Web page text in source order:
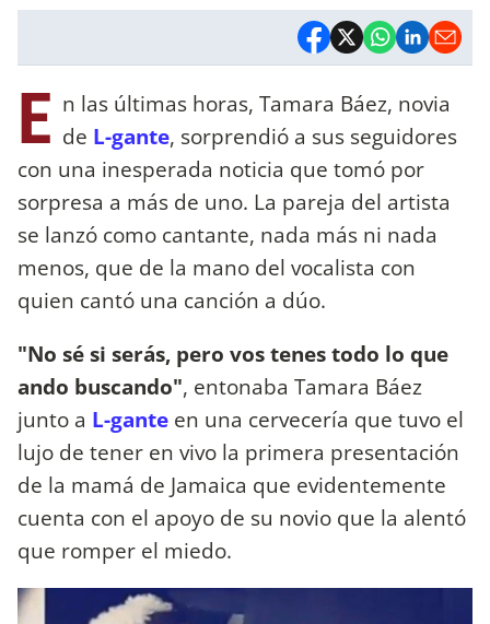
E n las últimas horas, Tamara Báez, novia
de L-gante, sorprendió a sus seguidores
con una inesperada noticia que tomó por
sorpresa a más de uno. La pareja del artista
se lanzó como cantante, nada más ni nada
menos, que de la mano del vocalista con
quien cantó una canción a dúo.
"No sé si serás, pero vos tenes todo lo que
ando buscando", entonaba Tamara Báez
junto a L-gante en una cervecería que tuvo el
lujo de tener en vivo la primera presentación
de la mamá de Jamaica que evidentemente
cuenta con el apoyo de su novio que la alentó
que romper el miedo.